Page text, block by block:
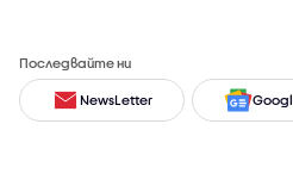
Последвайте ни
NewsLetter